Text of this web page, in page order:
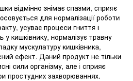
відмінно знімає спазми, сприяє
для нормалізації роботи
усуває процеси гниття і
кишківнику, нормалізує травну
мускулатуру кишківника,
ефект. Даний продукт не тільки
сили організму, але і сприяє
простудних захворюваннях.